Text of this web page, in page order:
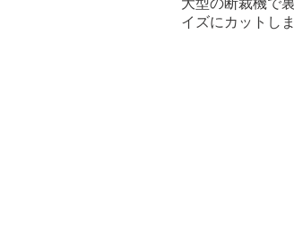
大型の断裁機で
イズにカットしま